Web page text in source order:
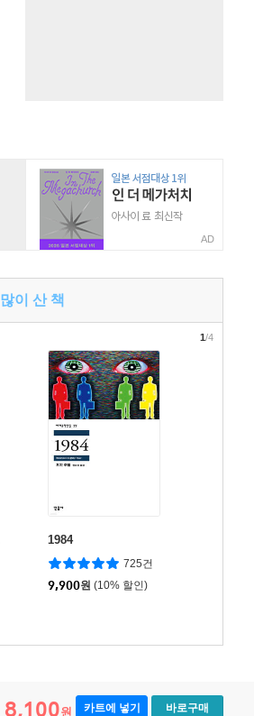
AD
많이 산 책
1984
725건
9,900원 (10% 할인)
1/4
8,100원 카트에 넣기 바로구매